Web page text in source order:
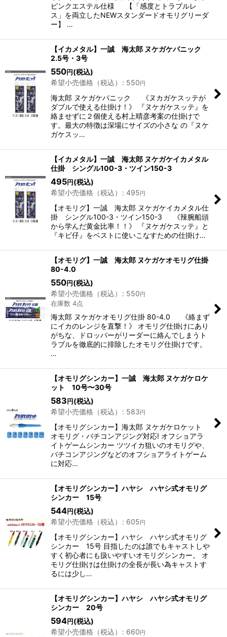
ピンクエステル仕様 【「感度とトラブルレ
ス」を両立したNEWスタンダードオモリグリーダ
ー】 …
【イカメタル】一誠 海太郎 ヌケガケパニック
2.5号・3号
550円 (税込)
希望小売価格（税込）
: 550 円
海太郎 ヌケガケパニック 《ヌカガケスッテが
ダブルで使える仕掛け！》 『ヌケガケスッテ』を
絡ませずに２個使える村上晴彦考案の仕掛けで
す。最大の特徴は深場にサイズの小さな の『ヌケ
ガケスッ…
【イカメタル】一誠 海太郎 ヌケガケイカメタル
仕掛 シングル100-3・ツイン150-3
495円 (税込)
希望小売価格（税込）
: 495 円
【オモリグ】一誠 海太郎 ヌケガケイカメタル仕
掛 シングル100-3・ツイン150-3 《辣腕船頭
から学んだ黄金比率！！》 『ヌケガケスッテ』と
『キビ仔』をベストに使いこなすための仕掛け…
【オモリグ】一誠 海太郎 ヌケガケオモリグ仕掛
80-4.0
550円 (税込)
希望小売価格（税込）
: 550 円
在庫数 4点
海太郎 ヌケガケオモリグ仕掛 80-4.0 《絡まず
にイカのレンジを直撃！》 オモリグ仕掛けにあり
がちな、ドロッパーがリーダーに絡んでしまうト
ラブルを徹底的に排除したオモリグ仕掛けです。
…
【オモリグシンカー】一誠 海太郎 ヌケガケロケ
ット 10号〜30号
583 円 (税込)
希望小売価格（税込）
: 583 円
【オモリグシンカー】海太郎 ヌケガケロケット
オモリグ・バチコンアジング対応! オフショアラ
イトゲームシンカー ツツイカ狙いのオモリグや、
バチコンアジングなどのオフショアライトゲーム
に対応…
【オモリグシンカー】ハヤシ ハヤシ式オモリグ
シンカー 15号
544円 (税込)
希望小売価格（税込）
: 605 円
【オモリグシンカー】ハヤシ ハヤシ式オモリグ
シンカー 15号 目指したのは誰でもキャストしや
すく初心者にも扱いやすいオモリグシンカー。 オ
モリグ仕掛けは仕掛けの全長が長い為キャストす
るには少し…
【オモリグシンカー】ハヤシ ハヤシ式オモリグ
シンカー 20号
594円 (税込)
希望小売価格（税込）
: 660 円